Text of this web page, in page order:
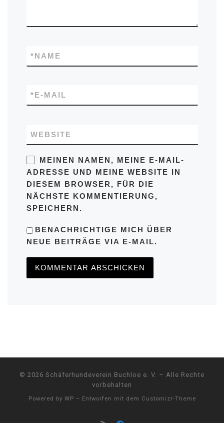
NAME
*
E-MAIL
*
WEBSITE
MEINEN NAMEN, MEINE E-MAIL-
ADRESSE UND MEINE WEBSITE IN
DIESEM BROWSER, FÜR DIE
NÄCHSTE KOMMENTIERUNG,
SPEICHERN.
BENACHRICHTIGE MICH ÜBER
NEUE BEITRÄGE VIA E-MAIL.
© 2026 Schäferhundeverein Buchloe e. V. – Alle Rechte
vorbehalten
Powered by WP – Entworfen mit dem Customizr-Theme